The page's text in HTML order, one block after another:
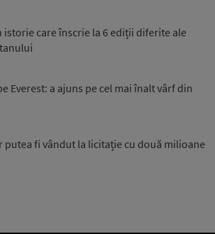
care înscrie la 6 ediții diferite ale
Everest: a ajuns pe cel mai înalt vârf din
putea fi vândut la licitație cu două milioane